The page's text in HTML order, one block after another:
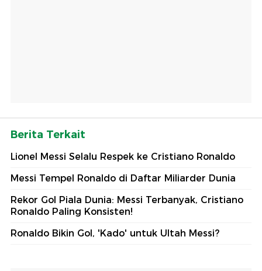
Berita Terkait
Lionel Messi Selalu Respek ke Cristiano Ronaldo
Messi Tempel Ronaldo di Daftar Miliarder Dunia
Rekor Gol Piala Dunia: Messi Terbanyak, Cristiano
Ronaldo Paling Konsisten!
Ronaldo Bikin Gol, 'Kado' untuk Ultah Messi?